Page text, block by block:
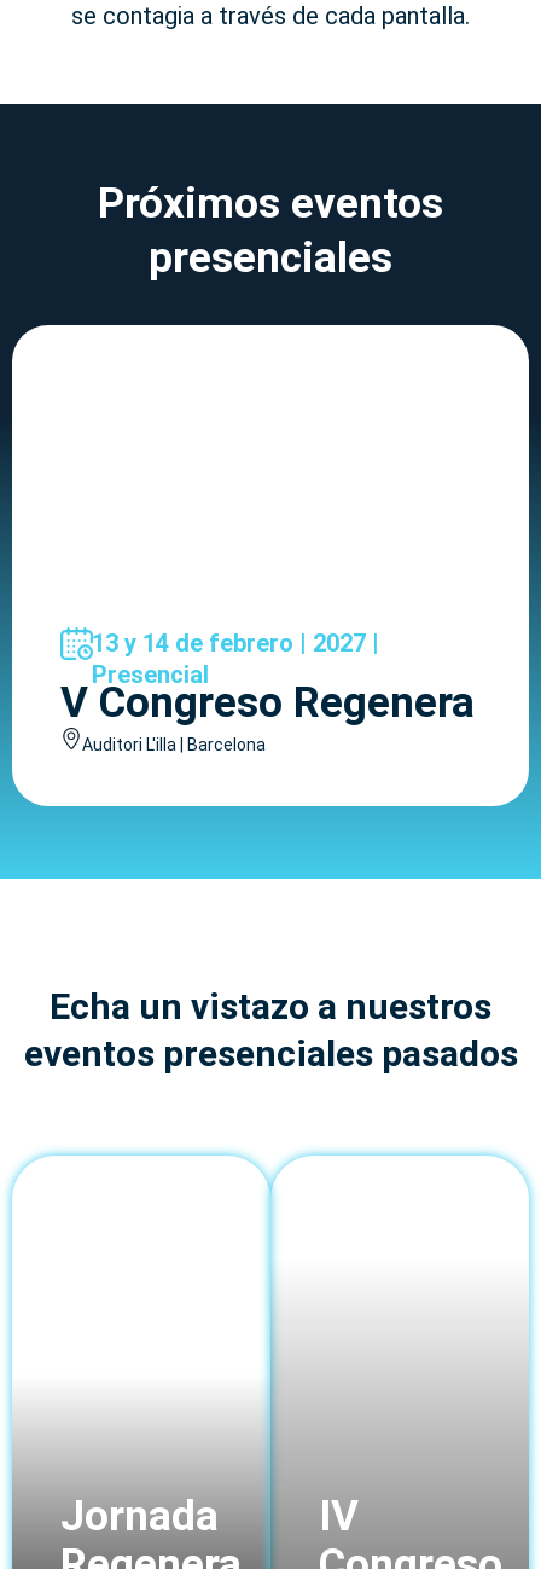
se contagia a través de cada pantalla.
Próximos eventos
presenciales
13 y 14 de febrero | 2027 |
Presencial
V Congreso Regenera
Auditori L'illa | Barcelona
Echa un vistazo a nuestros
eventos presenciales pasados
Jornada
IV